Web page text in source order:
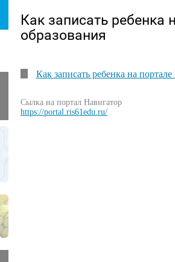
Как записать ребенка
образования
Как записать ребенка на
Сылка на портал Навигатор
https://portal.ris61edu.ru/